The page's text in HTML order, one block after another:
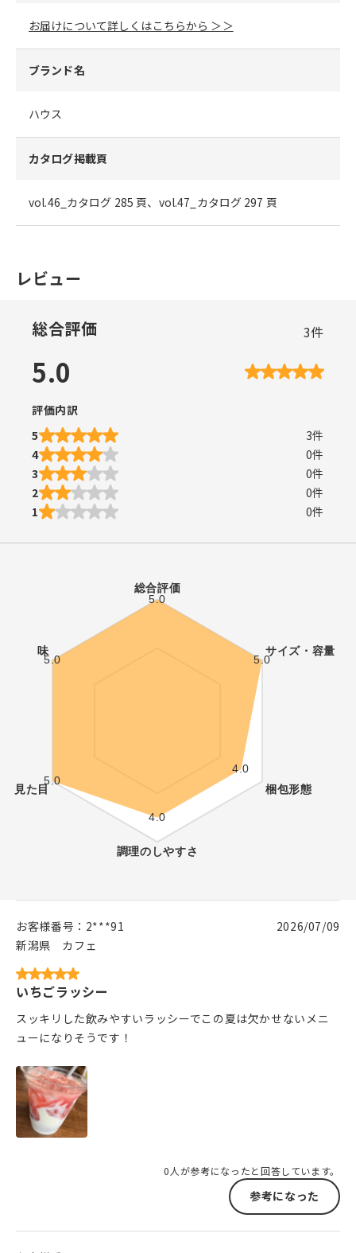
お届けについて詳しくはこちらから ＞＞
ブランド名
ハウス
カタログ掲載頁
vol.46_カタログ 285 頁、vol.47_カタログ 297 頁
レビュー
総合評価 3件
5.0
評価内訳
5
3件
4
0件
3
0件
2
0件
1
0件
お客様番号： 2***91
新潟県
カフェ
2026/07/09
いちごラッシー
スッキリした飲みやすいラッシーでこの夏は欠かせないメニ
ューになりそうです！
0人が参考になったと回答しています。
参考になった